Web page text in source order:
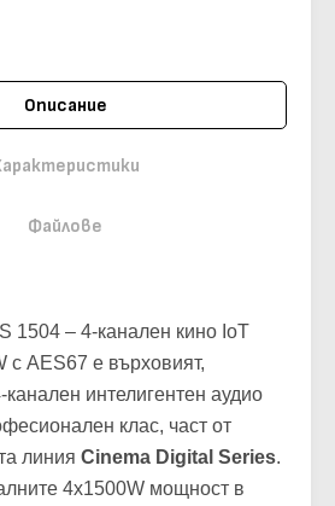
Описание
Файлове
1504 – 4-канален кино IoT
с AES67 е върховият,
интелигентен аудио
клас, част от